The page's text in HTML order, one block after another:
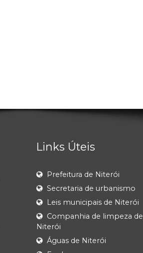
Links Úteis
Prefeitura de Niterói
Secretaria de urbanismo
Leis municipais de Niterói
Companhia de limpeza de
Niterói
Águas de Niterói